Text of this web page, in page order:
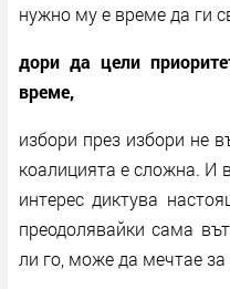
нужно му е време да ги
дори да цели
време,
избори през избори не
коалицията е сложна. И
интерес диктува
преодолявайки сама
ли го, може да мечтае за